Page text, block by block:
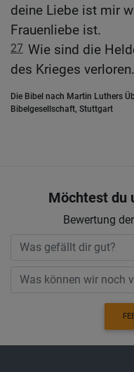
deine Liebe ist mir
Frauenliebe ist.
27 Wie sind die
des Krieges verloren.
Die Bibel nach Martin Luthers
Bibelgesellschaft, Stuttgart
Möchtest du
Bewertung